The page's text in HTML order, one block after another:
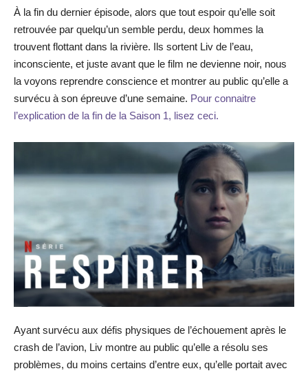
À la fin du dernier épisode, alors que tout espoir qu’elle soit
retrouvée par quelqu’un semble perdu, deux hommes la
trouvent flottant dans la rivière. Ils sortent Liv de l’eau,
inconsciente, et juste avant que le film ne devienne noir, nous
la voyons reprendre conscience et montrer au public qu’elle a
survécu à son épreuve d’une semaine. Pour connaitre
l’explication de la fin de la Saison 1, lisez ceci.
Ayant survécu aux défis physiques de l’échouement après le
crash de l’avion, Liv montre au public qu’elle a résolu ses
problèmes, du moins certains d’entre eux, qu’elle portait avec